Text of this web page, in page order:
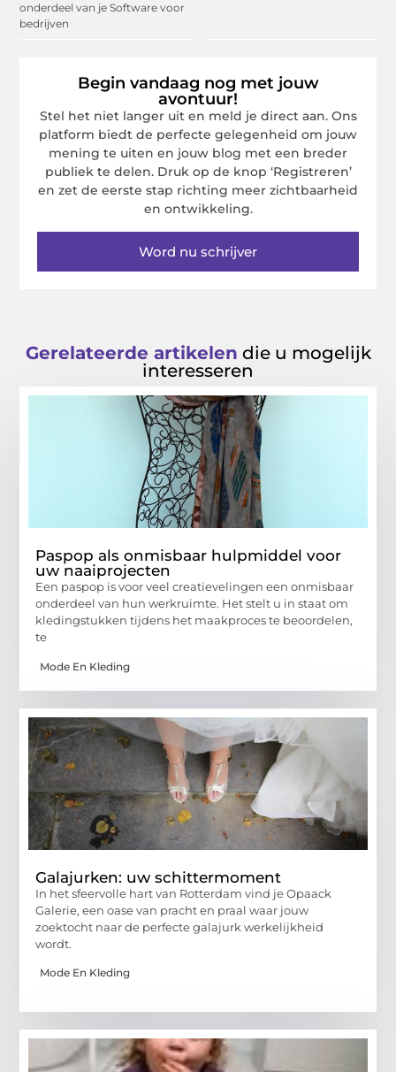
onderdeel van je Software voor
bedrijven
Begin vandaag nog met jouw
avontuur!
Stel het niet langer uit en meld je direct aan. Ons
platform biedt de perfecte gelegenheid om jouw
mening te uiten en jouw blog met een breder
publiek te delen. Druk op de knop ‘Registreren’
en zet de eerste stap richting meer zichtbaarheid
en ontwikkeling.
Word nu schrijver
Gerelateerde artikelen die u mogelijk
interesseren
Paspop als onmisbaar hulpmiddel voor
uw naaiprojecten
Een paspop is voor veel creatievelingen een onmisbaar
onderdeel van hun werkruimte. Het stelt u in staat om
kledingstukken tijdens het maakproces te beoordelen,
te
Mode En Kleding
Galajurken: uw schittermoment
In het sfeervolle hart van Rotterdam vind je Opaack
Galerie, een oase van pracht en praal waar jouw
zoektocht naar de perfecte galajurk werkelijkheid
wordt.
Mode En Kleding